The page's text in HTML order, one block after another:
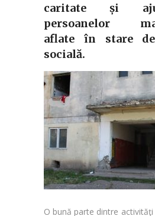
caritate și
persoanelor
aflate în stare
socială.
O bună parte dintre